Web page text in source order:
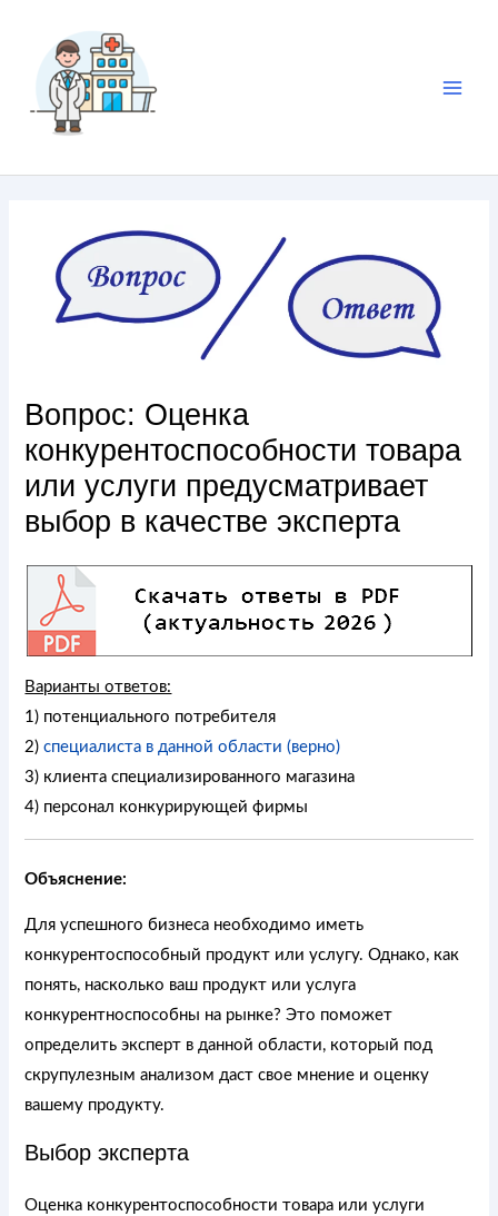
Вопрос: Оценка
конкурентоспособности товара
или услуги предусматривает
выбор в качестве эксперта
Варианты ответов:
1) потенциального потребителя
2)специалиста в данной области (верно)
3) клиента специализированного магазина
4) персонал конкурирующей фирмы
Объяснение:
Для успешного бизнеса необходимо иметь
конкурентоспособный продукт или услугу. Однако, как
понять, насколько ваш продукт или услуга
конкурентноспособны на рынке? Это поможет
определить эксперт в данной области, который под
скрупулезным анализом даст свое мнение и оценку
вашему продукту.
Выбор эксперта
Оценка конкурентоспособности товара или услуги